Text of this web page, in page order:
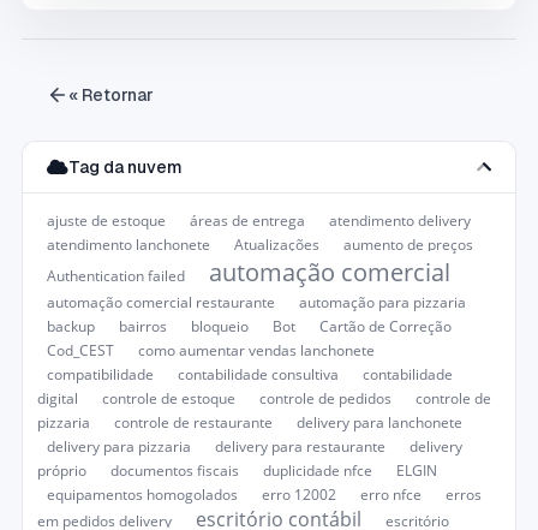
« Retornar
Tag da nuvem
ajuste de estoque áreas de entrega
atendimento delivery
atendimento lanchonete
Atualizações
aumento de preços
Authentication failed
automação comercial
automação comercial restaurante
automação para pizzaria
backup
bairros bloqueio Bot
Cartão de Correção
Cod_CEST
como aumentar vendas lanchonete
compatibilidade
contabilidade consultiva
contabilidade
digital
controle de estoque controle de pedidos
controle de
pizzaria
controle de restaurante
delivery para lanchonete
delivery para pizzaria
delivery para restaurante
delivery
próprio
documentos fiscais duplicidade nfce
ELGIN
equipamentos homogolados
erro 12002 erro nfce
erros
em pedidos delivery
escritório contábil
escritório